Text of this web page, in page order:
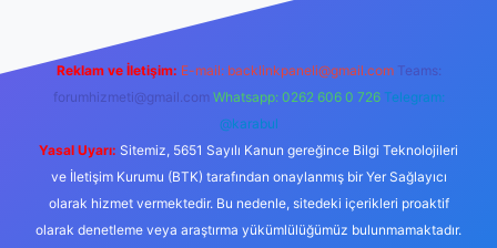
Reklam ve İletişim: E-mail: backlinkpaneli@gmail.com Teams:
forumhizmeti@gmail.com Whatsapp: 0262 606 0 726 Telegram:
@karabul
Yasal Uyarı: Sitemiz, 5651 Sayılı Kanun gereğince Bilgi Teknolojileri
ve İletişim Kurumu (BTK) tarafından onaylanmış bir Yer Sağlayıcı
olarak hizmet vermektedir. Bu nedenle, sitedeki içerikleri proaktif
olarak denetleme veya araştırma yükümlülüğümüz bulunmamaktadır.